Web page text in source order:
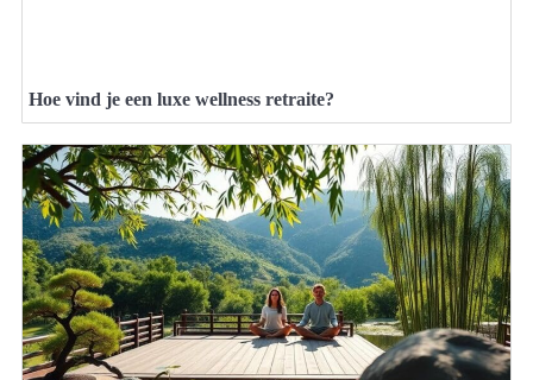
Hoe vind je een luxe wellness retraite?